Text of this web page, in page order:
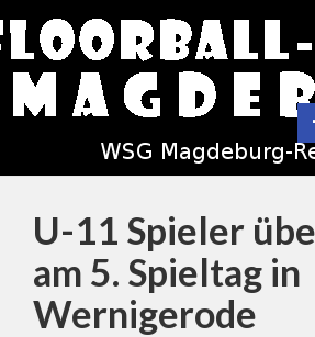
U-11 Spieler
am 5. Spieltag in
Wernigerode